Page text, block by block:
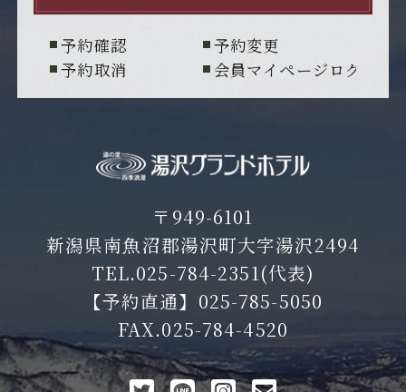
予約確認
予約変更
予約取消
会員マイページログイン
〒949-6101
新潟県南魚沼郡湯沢町大字湯沢2494
TEL.025-784-2351(代表)
【予約直通】 025-785-5050
FAX.025-784-4520